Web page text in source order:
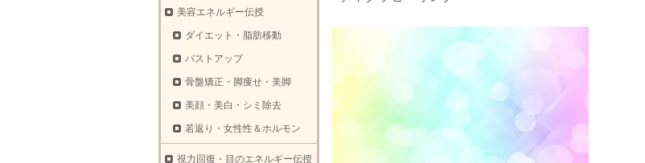
美容エネルギー伝授
ダイエット・脂肪移動
バストアップ
骨盤矯正・脚痩せ・美脚
美顔・美白・シミ除去
若返り・女性性＆ホルモン
視力回復・目のエネルギー伝授